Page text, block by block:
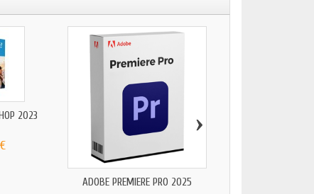
2023
ADOBE PREMIERE PRO 2025
›